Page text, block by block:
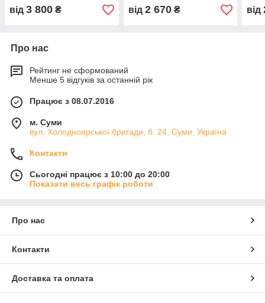
від 3 800 ₴ від 2 670₴ від
Про нас
Рейтинг не сформований
Менше 5 відгуків за останній рік
Працює з 08.07.2016
м. Суми
вул. Холодноярської бригади, б. 24, Суми, Україна
Контакти
Сьогодні працює з 10:00 до 20:00
Показати весь графік роботи
Про нас
Контакти
Доставка та оплата